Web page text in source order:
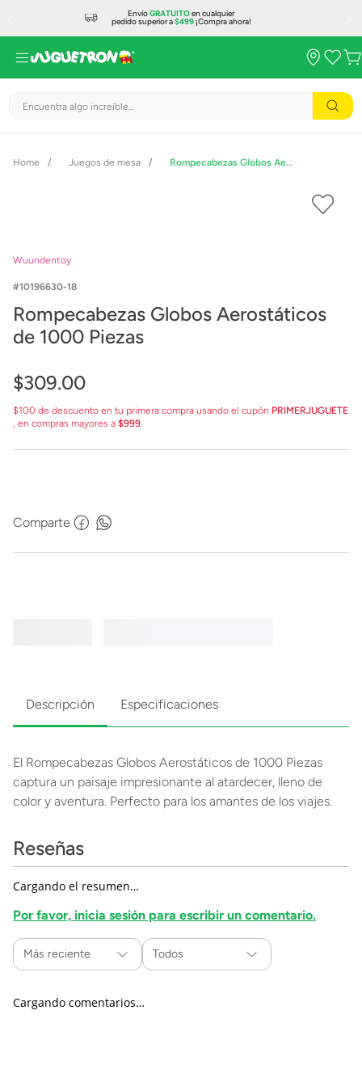
EnvíoGRATUITOen cualquier
pedido superior a$499¡Compra ahora!
Encuentra algo increíble...
Juegos de mesa Rompecabezas Globos Aerostáticos de 1000 Piezas
Wuundentoy
10196630-18
Rompecabezas Globos Aerostáticos
de 1000 Piezas
$309.00
$100 de descuento en tu primera compra usando el cupón PRIMERJUGUETE
, en compras mayores a $999.
Comparte
Descripción Especificaciones
El Rompecabezas Globos Aerostáticos de 1000 Piezas
captura un paisaje impresionante al atardecer, lleno de
color y aventura. Perfecto para los amantes de los viajes.
Reseñas
Cargando el resumen…
Por favor, inicia sesión para escribir un comentario.
Más reciente Todos
Cargando comentarios…